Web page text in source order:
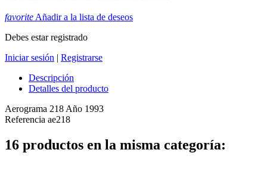
favorite Añadir a la lista de deseos
Debes estar registrado
Iniciar sesión | Registrarse
Descripción
Detalles del producto
Aerograma 218 Año 1993
Referencia ae218
16 productos en la misma categoría: